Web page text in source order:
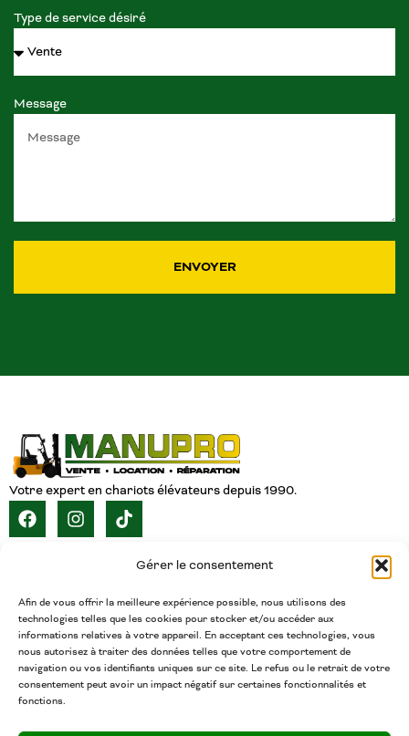
Gérer le consentement
Afin de vous offrir la meilleure expérience possible, nous utilisons des
technologies telles que les cookies pour stocker et/ou accéder aux
informations relatives à votre appareil. En acceptant ces technologies, vous
nous autorisez à traiter des données telles que votre comportement de
navigation ou vos identifiants uniques sur ce site. Le refus ou le retrait de votre
consentement peut avoir un impact négatif sur certaines fonctionnalités et
fonctions.
Type de service désiré
Message
ENVOYER
Votre expert en chariots élévateurs depuis 1990.
INVENTAIRE CARRIÈRE CONTACT FRANÇAIS
CONTACT
(450) 377-5438
Téléphone
admin@chariotsmanupro.com